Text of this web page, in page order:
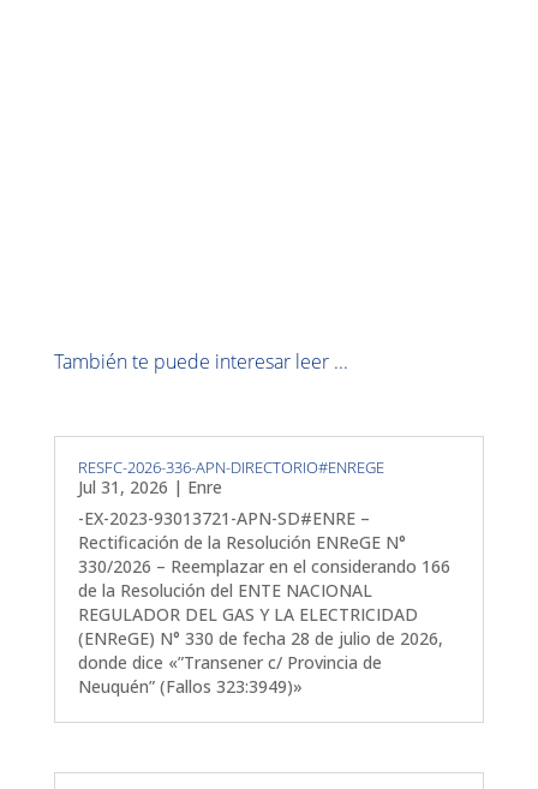
También te puede interesar leer ...
RESFC-2026-336-APN-DIRECTORIO#ENREGE
Jul 31, 2026 | Enre
-EX-2023-93013721-APN-SD#ENRE –
Rectificación de la Resolución ENReGE N°
330/2026 – Reemplazar en el considerando 166
de la Resolución del ENTE NACIONAL
REGULADOR DEL GAS Y LA ELECTRICIDAD
(ENReGE) N° 330 de fecha 28 de julio de 2026,
donde dice «”Transener c/ Provincia de
Neuquén” (Fallos 323:3949)»